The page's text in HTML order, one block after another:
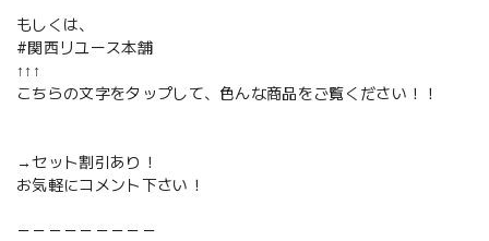
もしくは、
#関西リユース本舗
↑↑↑
こちらの文字をタップして、色んな商品をご覧ください！！
→セット割引あり！
お気軽にコメント下さい！
－－－－－－－－－